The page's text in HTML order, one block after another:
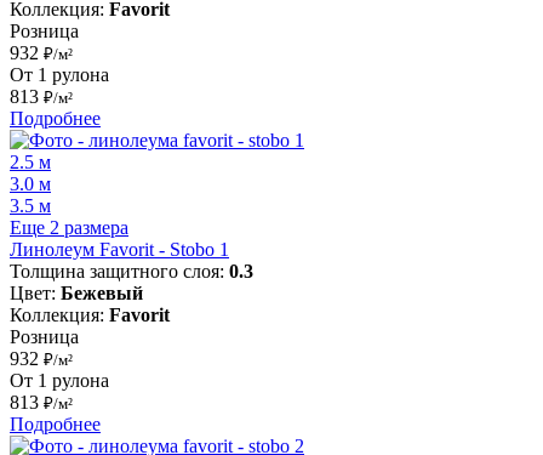
Коллекция: Favorit
Розница
932 ₽/м²
От 1 рулона
813 ₽/м²
Подробнее
2.5 м
3.0 м
3.5 м
Еще 2 размера
Линолеум Favorit - Stobo 1
Толщина защитного слоя: 0.3
Цвет: Бежевый
Коллекция: Favorit
Розница
932 ₽/м²
От 1 рулона
813 ₽/м²
Подробнее